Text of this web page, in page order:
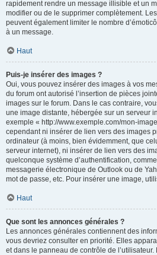
rapidement rendre un message illisible et un
modifier ou de le supprimer complètement.
peuvent également limiter le nombre
à un message.
Haut
Puis-je insérer des images ?
Oui, vous pouvez insérer des images à vos
du forum ont autorisé l’insertion de pièces
images sur le forum. Dans le cas contraire,
une image distante, hébergée sur un serveur
exemple « http://www.exemple.com/mon-
cependant ni insérer de lien vers des images
ordinateur (à moins, bien évidemment, que
serveur internet), ni insérer de lien vers des
quelconque système d’authentification,
messagerie électronique de Outlook ou de
mot de passe, etc. Pour insérer une image,
Haut
Que sont les annonces générales ?
Les annonces générales contiennent des
vous devriez consulter en priorité. Elles
et dans le panneau de contrôle de